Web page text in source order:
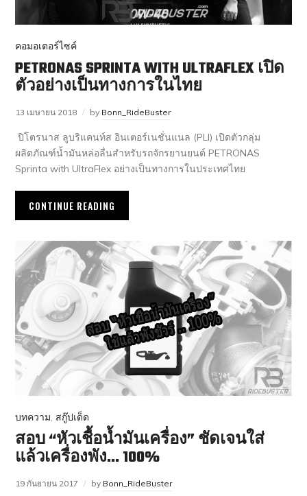
คอมอเตอร์ไซค์
PETRONAS SPRINTA WITH ULTRAFLEX เปิด
ตัวอย่างเป็นทางการในไทย
13 เมษายน 2018 by Bonn_RideBuster
ปิโตรนาส ลูบริแคนท์ส อินเตอร์เนชั่นแนล (PLI) เปิดตัวกลุ่ม
ผลิตภัณฑ์น้ำมันหล่อลื่นสำหรับรถจักรยานยนต์ PETRONAS
Sprinta with UltraFlex อย่างเป็นทางการในประเทศไทย
CONTINUE READING
บทความ, สกู๊ปเด็ด
สอบ “หัวเชื้อน้ำมันเครื่อง” ชัดเจนใส่
แล้วเครื่องพัง… 100%
19 กันยายน 2017 by Bonn_RideBuster